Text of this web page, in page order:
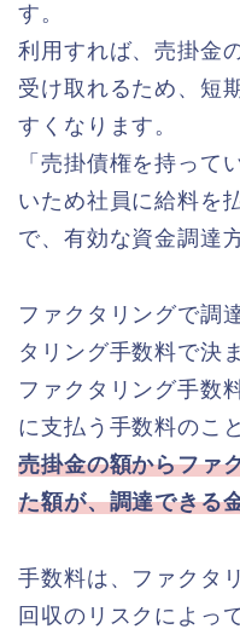
す。
利用すれば、売掛金
受け取れるため、短
すくなります。
「売掛債権を持って
いため社員に給料を
で、有効な資金調達
ファクタリングで調
タリング手数料で決
ファクタリング手数
に支払う手数料のこ
売掛金の額からファ
た額が、調達できる
手数料は、ファクタ
回収のリスクによっ